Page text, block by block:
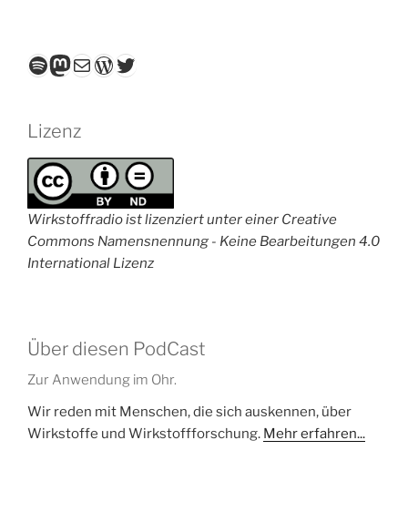
Spotify
Mastodon
E-MailWordPress
Twitter
Lizenz
Wirkstoffradio ist lizenziert unter einer Creative
Commons Namensnennung - Keine Bearbeitungen 4.0
International Lizenz
Über diesen PodCast
Zur Anwendung im Ohr.
Wir reden mit Menschen, die sich auskennen, über
Wirkstoffe und Wirkstoffforschung. Mehr erfahren...